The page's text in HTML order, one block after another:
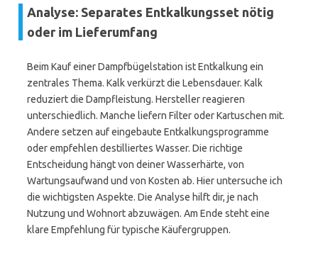
Analyse: Separates Entkalkungsset nötig
oder im Lieferumfang
Beim Kauf einer Dampfbügelstation ist Entkalkung ein
zentrales Thema. Kalk verkürzt die Lebensdauer. Kalk
reduziert die Dampfleistung. Hersteller reagieren
unterschiedlich. Manche liefern Filter oder Kartuschen mit.
Andere setzen auf eingebaute Entkalkungsprogramme
oder empfehlen destilliertes Wasser. Die richtige
Entscheidung hängt von deiner Wasserhärte, von
Wartungsaufwand und von Kosten ab. Hier untersuche ich
die wichtigsten Aspekte. Die Analyse hilft dir, je nach
Nutzung und Wohnort abzuwägen. Am Ende steht eine
klare Empfehlung für typische Käufergruppen.